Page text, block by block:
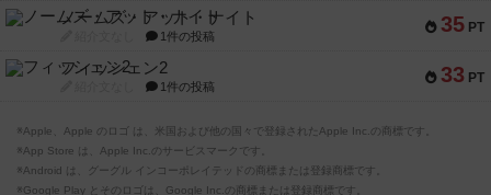
35 PT
ノームズ・アット・ナイト
1件の投稿
33 PT
フィッシェン2
1件の投稿
※Apple、Apple のロゴ は、米国および他の国々で登録されたApple Inc.の商標です。
※App Store は、Apple Inc.のサービスマークです。
※Android は、グーグル インコーポレイテッドの商標または登録商標です。
※Google Play とそのロゴは、Google Inc.の商標または登録商標です。